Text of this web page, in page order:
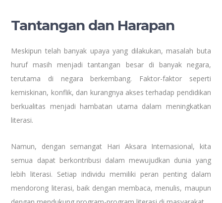
Tantangan dan Harapan
Meskipun telah banyak upaya yang dilakukan, masalah buta
huruf masih menjadi tantangan besar di banyak negara,
terutama di negara berkembang. Faktor-faktor seperti
kemiskinan, konflik, dan kurangnya akses terhadap pendidikan
berkualitas menjadi hambatan utama dalam meningkatkan
literasi.
Namun, dengan semangat Hari Aksara Internasional, kita
semua dapat berkontribusi dalam mewujudkan dunia yang
lebih literasi. Setiap individu memiliki peran penting dalam
mendorong literasi, baik dengan membaca, menulis, maupun